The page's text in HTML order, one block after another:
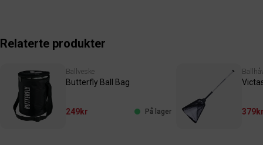
Relaterte produkter
Ballveske
Butterfly Ball Bag
249kr På lager